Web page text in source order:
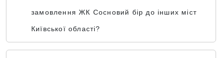
замовлення ЖК Сосновий бір до інших міст
Київської області?